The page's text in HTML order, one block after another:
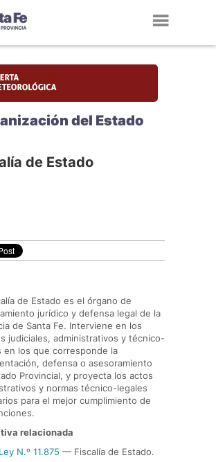
del Estado
de Estado
de Estado es el órgano de
jurídico y defensa legal de la
de Santa Fe. Interviene en los
judiciales, administrativos y técnico-
en los que corresponde la
defensa o asesoramiento
Provincial, y proyecta los actos
y normas técnico-legales
para el mejor cumplimiento de
relacionada
Ley N.º 11.875 — Fiscalía de Estado.